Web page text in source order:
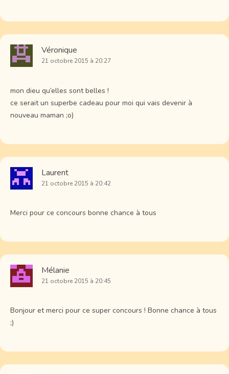
Véronique
21 octobre 2015 à 20:27
mon dieu qu’elles sont belles !
ce serait un superbe cadeau pour moi qui vais devenir à
nouveau maman ;o)
Laurent
21 octobre 2015 à 20:42
Merci pour ce concours bonne chance à tous
Mélanie
21 octobre 2015 à 20:45
Bonjour et merci pour ce super concours ! Bonne chance à tous
;)